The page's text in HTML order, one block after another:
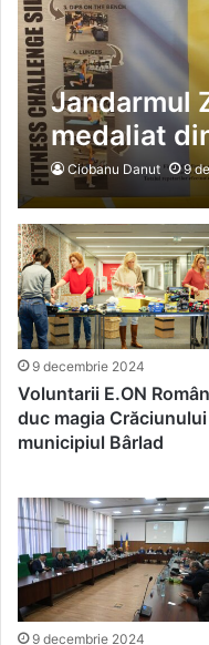
Jandarmul
medaliat
Cupa
Challenge
Ciobanu Danut 9
9 decembrie 2024
Voluntarii E.ON
duc magia
municipiul Bârlad
9 decembrie 2024